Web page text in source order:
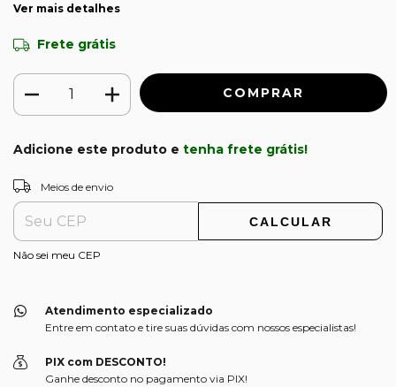
Ver mais detalhes
Frete grátis
Adicione este produto e tenha frete grátis!
Entregas para o CEP:
Meios de envio
CALCULAR
Não sei meu CEP
Atendimento especializado
Entre em contato e tire suas dúvidas com nossos especialistas!
PIX com DESCONTO!
Ganhe desconto no pagamento via PIX!